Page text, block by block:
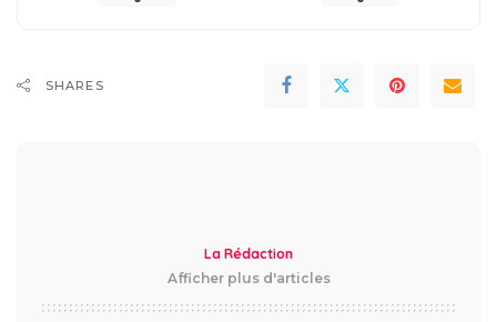
SHARES
La Rédaction
Afficher plus d'articles